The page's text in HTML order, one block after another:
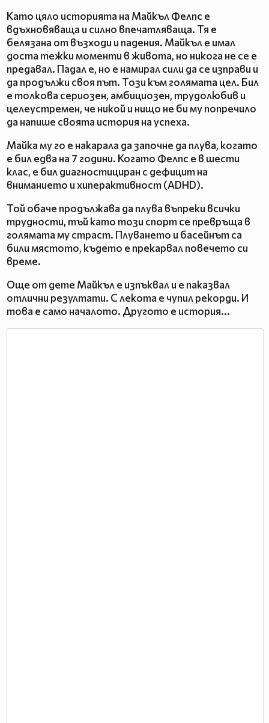
Като цяло историята на Майкъл Фелпс е
вдъхновяваща и силно впечатляваща. Тя е
белязана от възходи и падения. Майкъл е имал
доста тежки моменти в живота, но никога не се е
предавал. Падал е, но е намирал сили да се изправи и
да продължи своя път. Този към голямата цел. Бил
е толкова сериозен, амбициозен, трудолюбив и
целеустремен, че никой и нищо не би му попречило
да напише своята история на успеха.
Майка му го е накарала да започне да плува, когато
е бил едва на 7 години. Когато Фелпс е в шести
клас, е бил диагностициран с дефицит на
вниманието и хиперактивност (ADHD).
Той обаче продължава да плува въпреки всички
трудности, тъй като този спорт се превръща в
голямата му страст. Плуването и басейнът са
били мястото, където е прекарвал повечето си
време.
Още от дете Майкъл е изпъквал и е паказвал
отлични резултати. С лекота е чупил рекорди. И
това е само началото. Другото е история...